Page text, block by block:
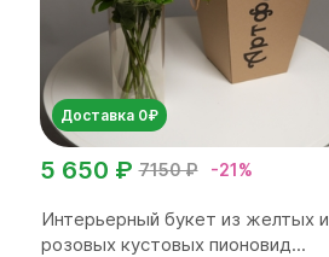
Доставка 0₽
7150 ₽ -21%
5 650 ₽
Интерьерный букет из желтых и
розовых кустовых пионовид...